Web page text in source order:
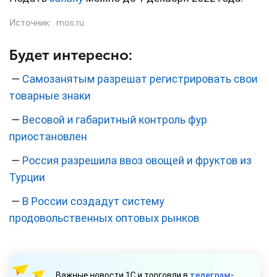
Источник: mos.ru
Будет интересно:
— Самозанятым разрешат регистрировать свои
товарные знаки
— Весовой и габаритный контроль фур
приостановлен
— Россия разрешила ввоз овощей и фруктов из
Турции
— В России создадут систему
продовольственных оптовых рынков